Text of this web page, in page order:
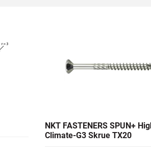
NKT FASTENERS SPUN+
Climate-G3 Skrue TX20